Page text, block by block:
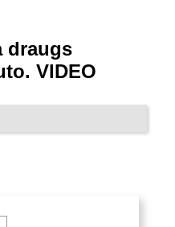
draugs
VIDEO